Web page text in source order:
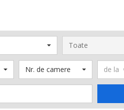
Toate
Nr. de camere